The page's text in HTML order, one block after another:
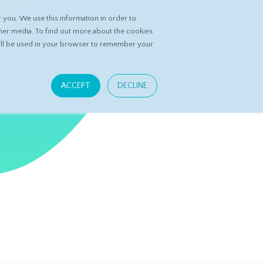
We use this information in order to
media. To find out more about the cookies
be used in your browser to remember your
ACCEPT DECLINE
源 咨询道道永泉